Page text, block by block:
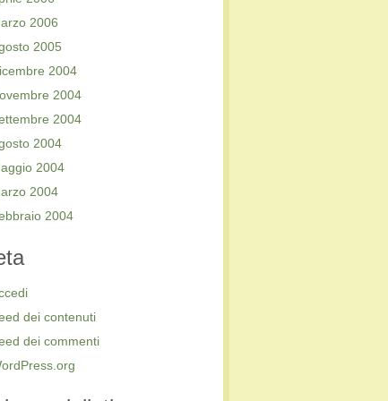
2006
2005
2004
2004
2004
2004
2004
2004
2004
dei contenuti
dei commenti